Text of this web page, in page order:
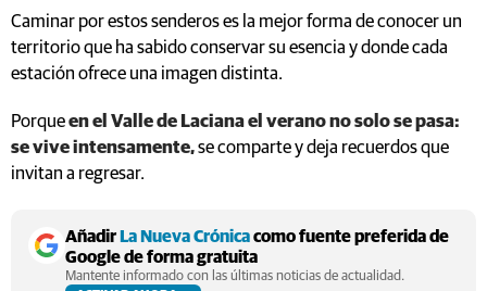
Caminar por estos senderos es la mejor forma de conocer un
territorio que ha sabido conservar su esencia y donde cada
estación ofrece una imagen distinta.
Porqueen el Valle de Laciana el verano no solo se pasa:
se vive intensamente,se comparte y deja recuerdos que
invitan a regresar.
Añadir La Nueva Crónicacomo fuente preferida de
Google de forma gratuita
Mantente informado con las últimas noticias de actualidad.